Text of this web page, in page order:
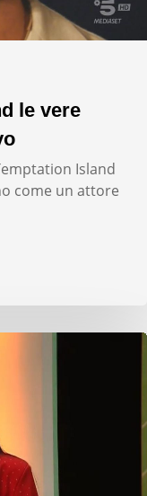
le vere
Island
come un attore